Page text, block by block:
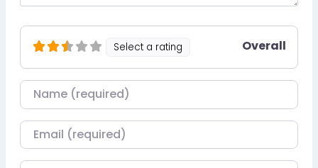
Select a rating Overall
Nom
Courriel